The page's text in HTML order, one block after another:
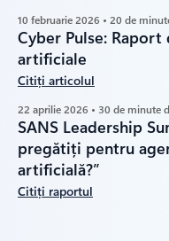
10 februarie 2026 • 20 de
Cyber Pulse:
artificiale
Citiți articolul
22 aprilie 2026 • 30 de minute
SANS Leadership
pregătiți pentru
artificială?”
Citiți raportul